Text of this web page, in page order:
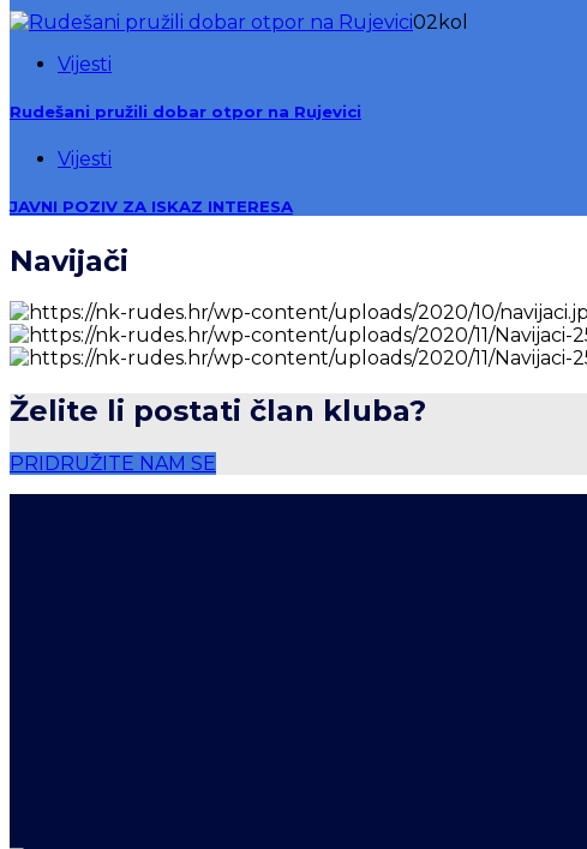
02 kol
Vijesti
Rudešani pružili dobar otpor na Rujevici
Vijesti
JAVNI POZIV ZA ISKAZ INTERESA
Navijači
Želite li postati član kluba?
PRIDRUŽITE NAM SE